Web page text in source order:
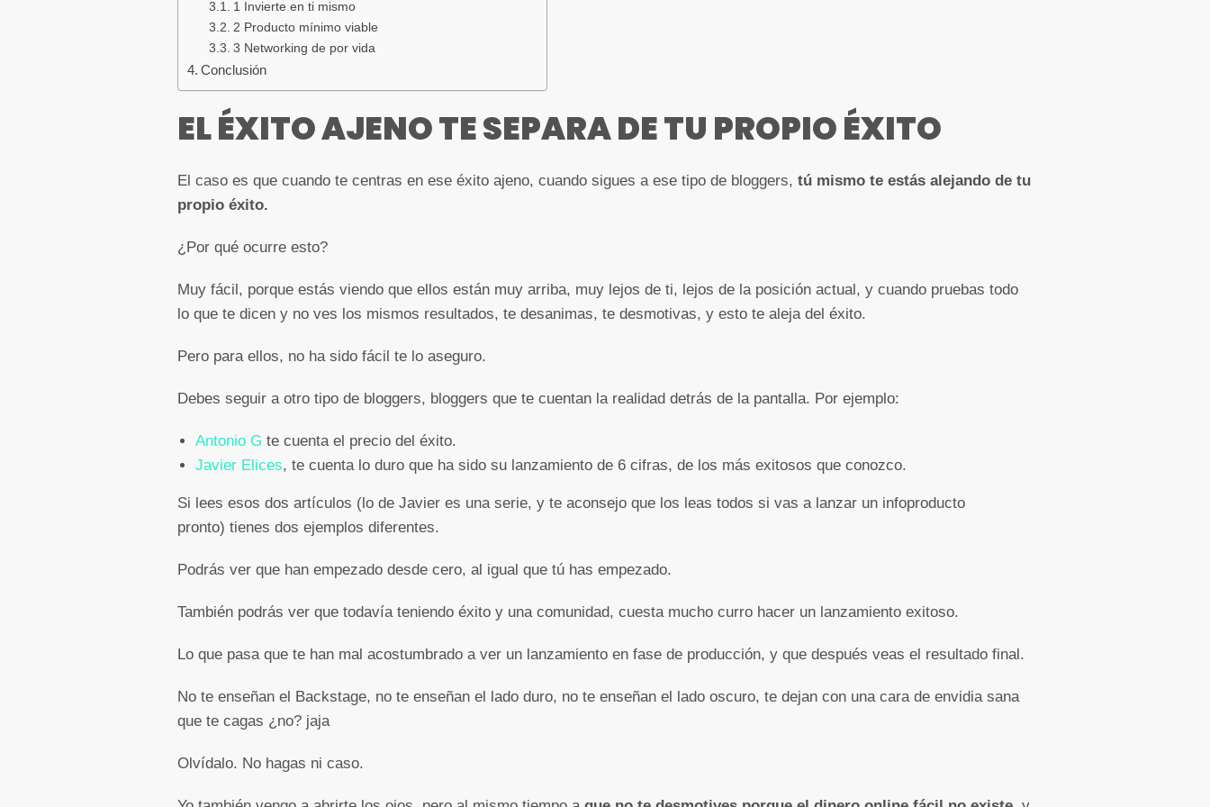
1 Invierte en ti mismo
2 Producto mínimo viable
3 Networking de por vida
Conclusión
EL ÉXITO AJENO TE SEPARA DE TU PROPIO ÉXITO
El caso es que cuando te centras en ese éxito ajeno, cuando sigues a ese tipo de bloggers, tú mismo te estás alejando de tu
propio éxito.
¿Por qué ocurre esto?
Muy fácil, porque estás viendo que ellos están muy arriba, muy lejos de ti, lejos de la posición actual, y cuando pruebas todo
lo que te dicen y no ves los mismos resultados, te desanimas, te desmotivas, y esto te aleja del éxito.
Pero para ellos, no ha sido fácil te lo aseguro.
Debes seguir a otro tipo de bloggers, bloggers que te cuentan la realidad detrás de la pantalla. Por ejemplo:
Antonio G te cuenta el precio del éxito.
Javier Elices, te cuenta lo duro que ha sido su lanzamiento de 6 cifras, de los más exitosos que conozco.
Si lees esos dos artículos (lo de Javier es una serie, y te aconsejo que los leas todos si vas a lanzar un infoproducto
pronto) tienes dos ejemplos diferentes.
Podrás ver que han empezado desde cero, al igual que tú has empezado.
También podrás ver que todavía teniendo éxito y una comunidad, cuesta mucho curro hacer un lanzamiento exitoso.
Lo que pasa que te han mal acostumbrado a ver un lanzamiento en fase de producción, y que después veas el resultado final.
No te enseñan el Backstage, no te enseñan el lado duro, no te enseñan el lado oscuro, te dejan con una cara de envidia sana
que te cagas ¿no? jaja
Olvídalo. No hagas ni caso.